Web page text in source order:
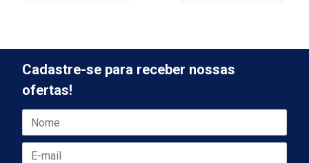
Cadastre-se para receber nossas
ofertas!